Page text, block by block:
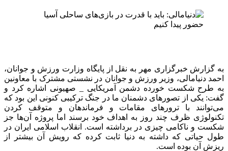
به گزارش خبرگزاری مهر به نقل از پایگاه وزارت ورزش و جوانان،
احمد دنیامالی، وزیر ورزش و جوانان در نشستی مشترک با معاونین
به طرح شکست خورده دشمن آمریکایی _ صهیونی اشاره کرد و
گفت: یکی از تصورهای دشمنان ما در جنگ ترکیبی کنونی این بود که
می‌توانند با ترورهای مقامات و فرماندهان و متوقف کردن
تکنولوژی ظرف چند روز به اهداف خود برسند اما پروژه آن‌ها جز
شکست و ناکامی چیزی در برداشته است. انقلاب اسلامی ایران در
طول حیاتی که داشته به دنیا ثابت کرده که رویش آن بیشتر از
ریزش آن بوده است.